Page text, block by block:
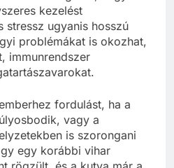
kezelést
stressz ugyanis hosszú
problémákat is okozhat,
immunrendszer
fordulást, ha a
vagy a
is szorongani
egy korábbi vihar